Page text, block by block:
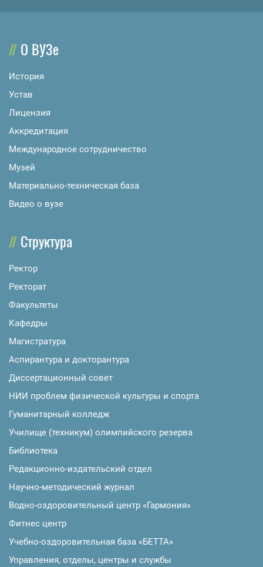
О ВУЗе
История
Устав
Лицензия
Аккредитация
Международное сотрудничество
Музей
Материально-техническая база
Видео о вузе
Структура
Ректор
Ректорат
Факультеты
Кафедры
Магистратура
Аспирантура и докторантура
Диссертационный совет
НИИ проблем физической культуры и спорта
Гуманитарный колледж
Училище (техникум) олимпийского резерва
Библиотека
Редакционно-издательский отдел
Научно-методический журнал
Водно-оздоровительный центр «Гармония»
Фитнес центр
Учебно-оздоровительная база «БЕТТА»
Управления, отделы, центры и службы